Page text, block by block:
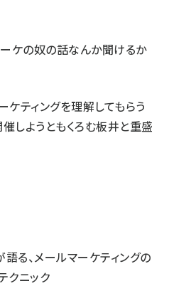
ケの奴の話なんか聞けるか
ティングを理解してもらう
しようともくろむ板井と重盛
る、メールマーケティングの
クニック